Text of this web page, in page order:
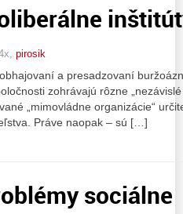
pirosik
a presadzovaní
zohrávajú rôzne „nezávislé
„mimovládne organizácie“
Práve naopak – sú […]
sociálne